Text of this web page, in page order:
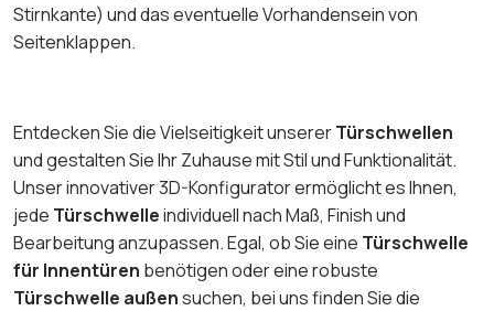
Stirnkante) und das eventuelle Vorhandensein von
Seitenklappen.
Entdecken Sie die Vielseitigkeit unsererTürschwellen
und gestalten Sie Ihr Zuhause mit Stil und Funktionalität.
Unser innovativer 3D-Konfigurator ermöglicht es Ihnen,
jede Türschwelleindividuell nach Maß, Finish und
Bearbeitung anzupassen. Egal, ob Sie eine Türschwelle
für Innentüren benötigen oder eine robuste
Türschwelle außensuchen, bei uns finden Sie die